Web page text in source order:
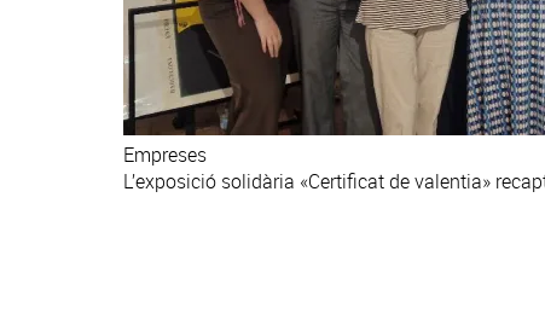
Empreses
L’exposició solidària «Certificat de valentia»